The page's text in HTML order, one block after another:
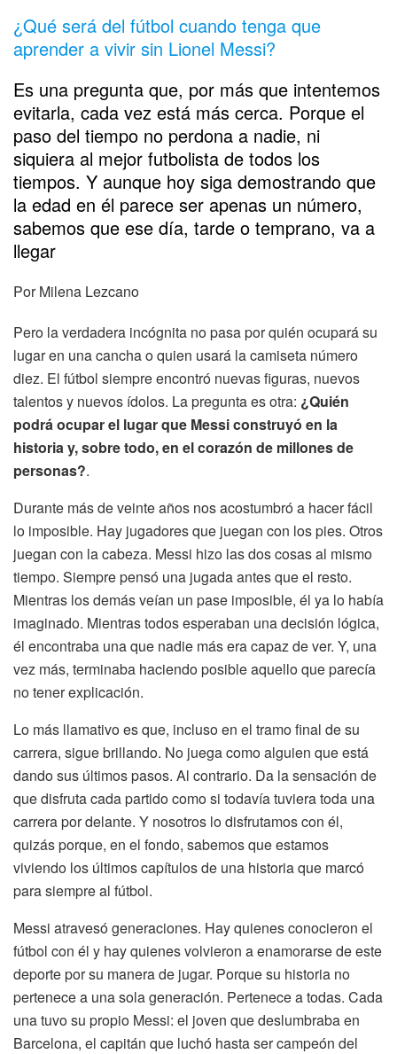
¿Qué será del fútbol cuando tenga que
aprender a vivir sin Lionel Messi?
Es una pregunta que, por más que intentemos
evitarla, cada vez está más cerca. Porque el
paso del tiempo no perdona a nadie, ni
siquiera al mejor futbolista de todos los
tiempos. Y aunque hoy siga demostrando que
la edad en él parece ser apenas un número,
sabemos que ese día, tarde o temprano, va a
llegar
Por Milena Lezcano
Pero la verdadera incógnita no pasa por quién ocupará su
lugar en una cancha o quien usará la camiseta número
diez. El fútbol siempre encontró nuevas figuras, nuevos
talentos y nuevos ídolos. La pregunta es otra: ¿Quién
podrá ocupar el lugar que Messi construyó en la
historia y, sobre todo, en el corazón de millones de
personas?.
Durante más de veinte años nos acostumbró a hacer fácil
lo imposible. Hay jugadores que juegan con los pies. Otros
juegan con la cabeza. Messi hizo las dos cosas al mismo
tiempo. Siempre pensó una jugada antes que el resto.
Mientras los demás veían un pase imposible, él ya lo había
imaginado. Mientras todos esperaban una decisión lógica,
él encontraba una que nadie más era capaz de ver. Y, una
vez más, terminaba haciendo posible aquello que parecía
no tener explicación.
Lo más llamativo es que, incluso en el tramo final de su
carrera, sigue brillando. No juega como alguien que está
dando sus últimos pasos. Al contrario. Da la sensación de
que disfruta cada partido como si todavía tuviera toda una
carrera por delante. Y nosotros lo disfrutamos con él,
quizás porque, en el fondo, sabemos que estamos
viviendo los últimos capítulos de una historia que marcó
para siempre al fútbol.
Messi atravesó generaciones. Hay quienes conocieron el
fútbol con él y hay quienes volvieron a enamorarse de este
deporte por su manera de jugar. Porque su historia no
pertenece a una sola generación. Pertenece a todas. Cada
una tuvo su propio Messi: el joven que deslumbraba en
Barcelona, el capitán que luchó hasta ser campeón del